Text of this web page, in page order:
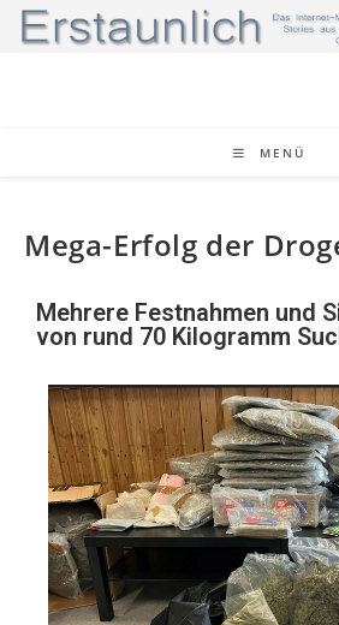
MENÜ
Mega-Erfolg der
Mehrere Festnahmen und
von rund 70 Kilogramm